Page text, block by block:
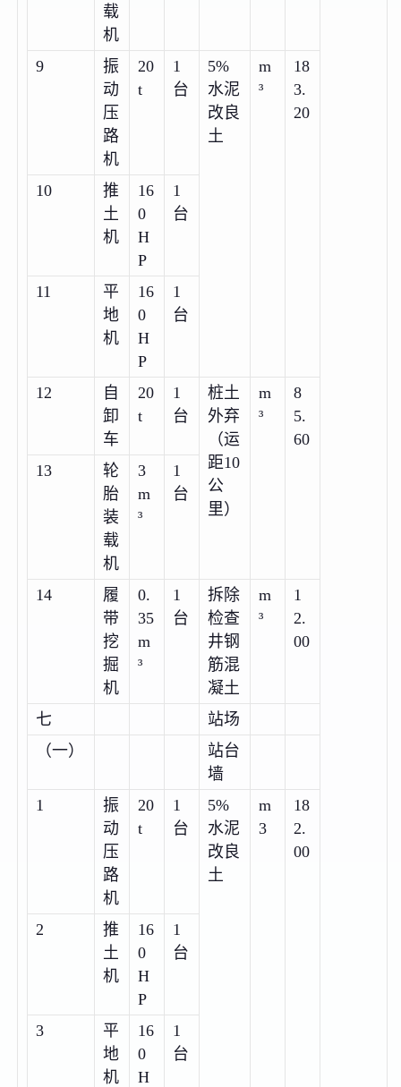
载
机
9
振
动
压
路
机
20
t
1
台
5%
水泥
改良
土
m
³
18
3.
20
10
推
土
机
16
0
H
P
1
台
11
平
地
机
16
0
H
P
1
台
12
自
卸
车
20
t
1
台
桩土
外弃
（运
距10
公
里）
m
³
8
5.
60
13
轮
胎
装
载
机
3
m
³
1
台
14
履
带
挖
掘
机
0.
35
m
³
1
台
拆除
检查
井钢
筋混
凝土
m
³
1
2.
00
七
站场
（一）
站台
墙
1
振
动
压
路
机
20
t
1
台
5%
水泥
改良
土
m
3
18
2.
00
2
推
土
机
16
0
H
P
1
台
3
平
地
机
16
0
H
1
台